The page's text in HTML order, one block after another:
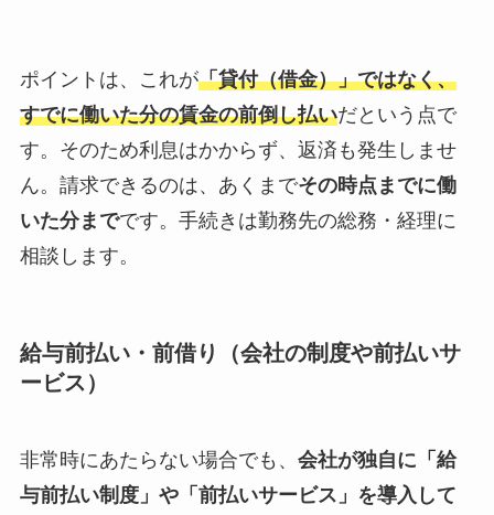
ポイントは、これが「貸付（借金）」ではなく、
すでに働いた分の賃金の前倒し払いだという点で
す。そのため利息はかからず、返済も発生しませ
ん。請求できるのは、あくまでその時点までに働
いた分までです。手続きは勤務先の総務・経理に
相談します。
給与前払い・前借り（会社の制度や前払いサ
ービス）
非常時にあたらない場合でも、 会社が独自に「給
与前払い制度」や「前払いサービス」を導入して